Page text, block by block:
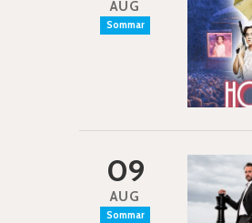
AUG
Sommar
09
AUG
Sommar